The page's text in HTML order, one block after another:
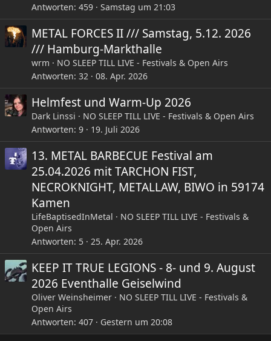
Antworten 459 Samstag um 21:03
METAL FORCES II /// Samstag, 5.12. 2026
/// Hamburg-Markthalle
wrm
NO SLEEP TILL LIVE - Festivals & Open Airs
Antworten 32 08. Apr. 2026
Helmfest und Warm-Up 2026
Dark Linssi
NO SLEEP TILL LIVE - Festivals & Open Airs
Antworten 9 19. Juli 2026
13. METAL BARBECUE Festival am
25.04.2026 mit TARCHON FIST,
NECROKNIGHT, METALLAW, BIWO in 59174
Kamen
LifeBaptisedInMetal
NO SLEEP TILL LIVE - Festivals &
Open Airs
Antworten 5 25. Apr. 2026
KEEP IT TRUE LEGIONS - 8- und 9. August
2026 Eventhalle Geiselwind
Oliver Weinsheimer
NO SLEEP TILL LIVE - Festivals &
Open Airs
Antworten 407 Gestern um 20:08